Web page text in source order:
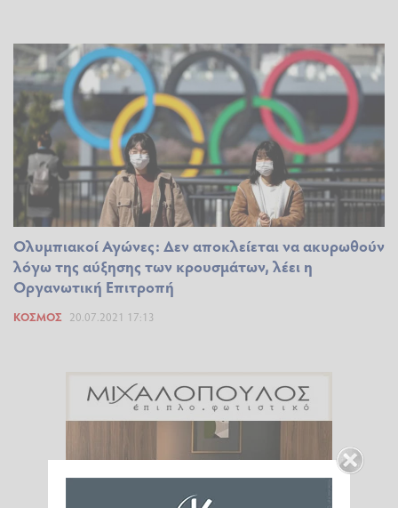
Ολυμπιακοί Αγώνες: Δεν αποκλείεται να ακυρωθούν
λόγω της αύξησης των κρουσμάτων, λέει η
Οργανωτική Επιτροπή
ΚΌΣΜΟΣ 20.07.2021 17:13